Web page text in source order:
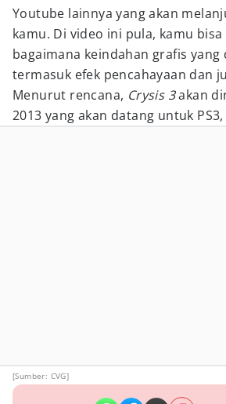
Youtube lainnya yang akan
kamu. Di video ini pula, kamu
bagaimana keindahan grafis
termasuk efek pencahayaan dan
Menurut rencana, Crysis 3akan
2013 yang akan datang untuk PS3,
[Sumber: CVG]